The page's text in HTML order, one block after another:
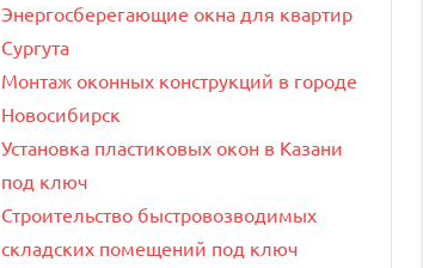
Энергосберегающие окна для квартир
Сургута
Монтаж оконных конструкций в городе
Новосибирск
Установка пластиковых окон в Казани
под ключ
Строительство быстровозводимых
складских помещений под ключ